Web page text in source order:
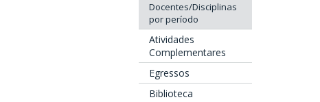
Docentes/Disciplinas
por período
Atividades
Complementares
Egressos
Biblioteca